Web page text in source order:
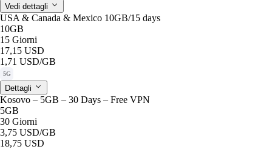
Vedi dettagli
USA & Canada & Mexico 10GB/15 days
10GB
15 Giorni
17,15 USD
1,71 USD/GB
5G
Dettagli
Kosovo – 5GB – 30 Days – Free VPN
5GB
30 Giorni
3,75 USD/GB
18,75 USD